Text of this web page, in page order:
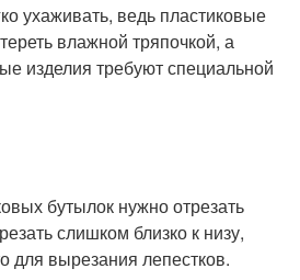
ухаживать, ведь пластиковые
влажной тряпочкой, а
изделия требуют специальной
бутылок нужно отрезать
слишком близко к низу,
для вырезания лепестков.